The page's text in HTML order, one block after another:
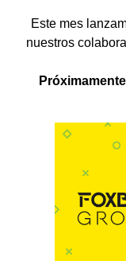
Este mes
nuestros